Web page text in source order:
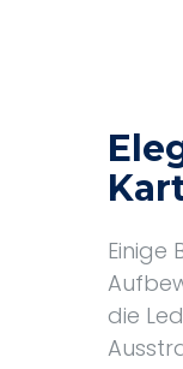
Einige
die